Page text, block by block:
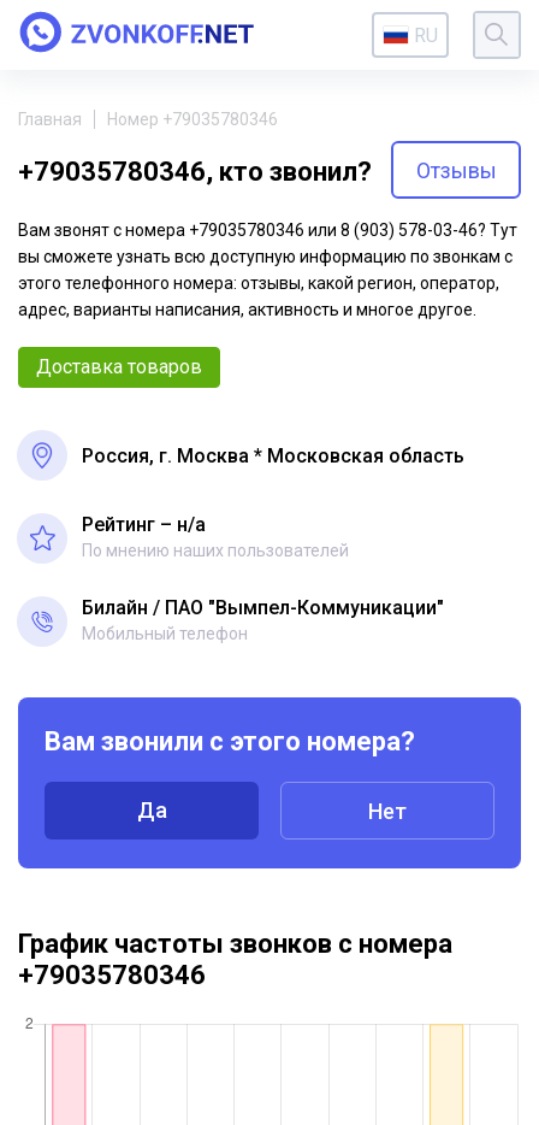
RU
Главная Номер +79035780346
+79035780346, кто звонил? Отзывы
Вам звонят с номера +79035780346 или 8 (903) 578-03-46? Тут
вы сможете узнать всю доступную информацию по звонкам с
этого телефонного номера: отзывы, какой регион, оператор,
адрес, варианты написания, активность и многое другое.
Доставка товаров
Россия, г. Москва * Московская область
Рейтинг – н/a
По мнению наших пользователей
Билайн ПАО "Вымпел-Коммуникации"
Мобильный телефон
Вам звонили с этого номера?
Да Нет
График частоты звонков с номера
+79035780346